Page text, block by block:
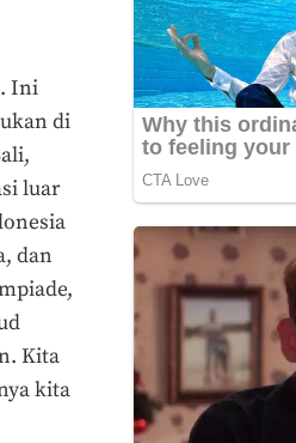
Ini
di
luar
dan
Kita
kita